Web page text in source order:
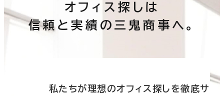
オフィス探しは
信頼と実績の三鬼商事へ。
私たちが理想のオフィス探しを徹底サ